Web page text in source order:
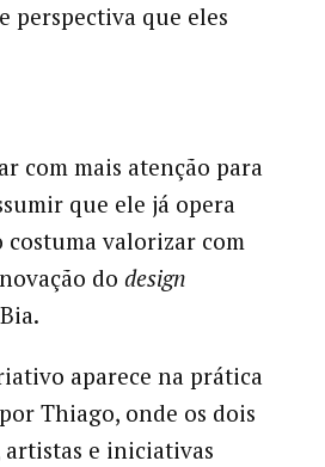
perspectiva que eles
com mais atenção para
que ele já opera
costuma valorizar com
do design
aparece na prática
Thiago, onde os dois
artistas e iniciativas